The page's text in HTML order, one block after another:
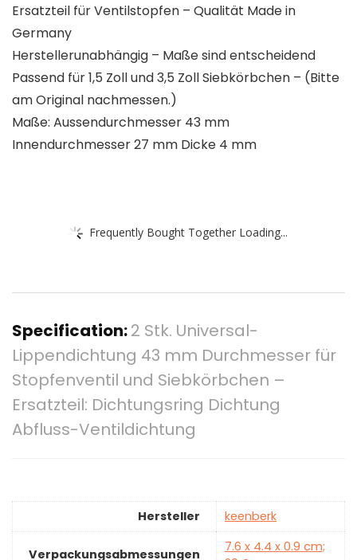
Ersatzteil für Ventilstopfen – Qualität Made in
Germany
Herstellerunabhängig – Maße sind entscheidend
Passend für 1,5 Zoll und 3,5 Zoll Siebkörbchen – (Bitte
am Original nachmessen.)
Maße: Aussendurchmesser 43 mm
Innendurchmesser 27 mm Dicke 4 mm
Frequently Bought Together Loading...
Specification:2 Stk. Universal-
Lippendichtung 43 mm Durchmesser für
Stopfenventil und Siebkörbchen –
Ersatzteil: Dichtungsring Dichtung
Abfluss-Ventildichtung
Hersteller ‎keenberk
Verpackungsabmessungen
‎7.6 x 4.4 x 0.9 cm;